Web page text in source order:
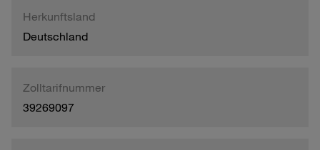
Herkunftsland
Deutschland
Zolltarifnummer
39269097